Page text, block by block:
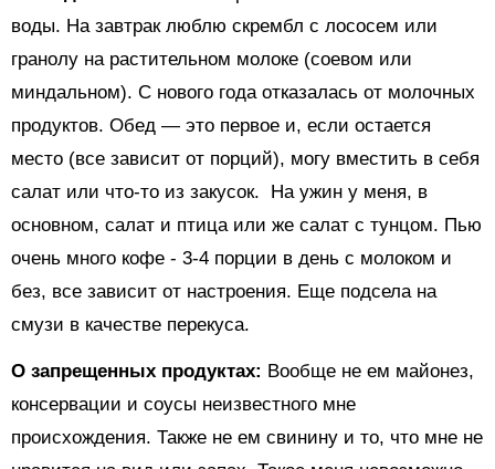
воды. На завтрак люблю скрембл с лососем или
гранолу на растительном молоке (соевом или
миндальном). С нового года отказалась от молочных
продуктов. Обед — это первое и, если остается
место (все зависит от порций), могу вместить в себя
салат или что-то из закусок. На ужин у меня, в
основном, салат и птица или же салат с тунцом. Пью
очень много кофе - 3-4 порции в день с молоком и
без, все зависит от настроения. Еще подсела на
смузи в качестве перекуса.
О запрещенных продуктах: Вообще не ем майонез,
консервации и соусы неизвестного мне
происхождения. Также не ем свинину и то, что мне не